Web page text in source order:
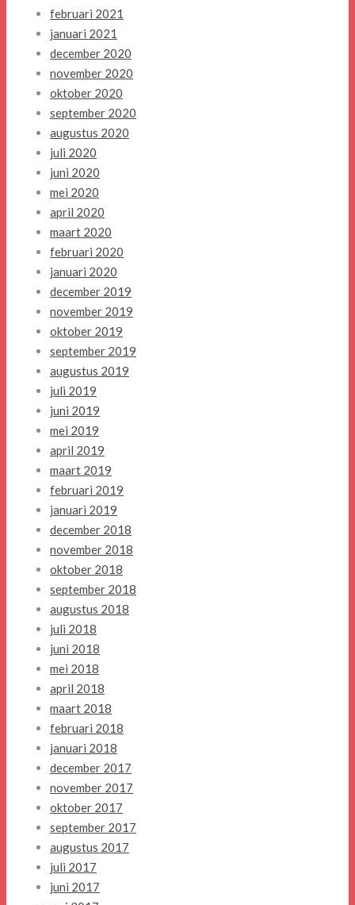
februari 2021
januari 2021
december 2020
november 2020
oktober 2020
september 2020
augustus 2020
juli 2020
juni 2020
mei 2020
april 2020
maart 2020
februari 2020
januari 2020
december 2019
november 2019
oktober 2019
september 2019
augustus 2019
juli 2019
juni 2019
mei 2019
april 2019
maart 2019
februari 2019
januari 2019
december 2018
november 2018
oktober 2018
september 2018
augustus 2018
juli 2018
juni 2018
mei 2018
april 2018
maart 2018
februari 2018
januari 2018
december 2017
november 2017
oktober 2017
september 2017
augustus 2017
juli 2017
juni 2017